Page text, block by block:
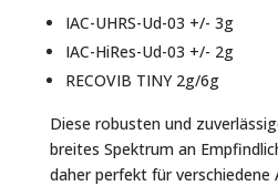
IAC-UHRS-Ud-03 +/- 3g
IAC-HiRes-Ud-03 +/- 2g
RECOVIB TINY 2g/6g
Diese robusten und
breites Spektrum an
daher perfekt für verschiedene